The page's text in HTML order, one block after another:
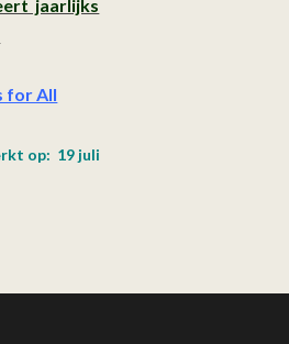
jaarlijks
for All
op: 19 juli